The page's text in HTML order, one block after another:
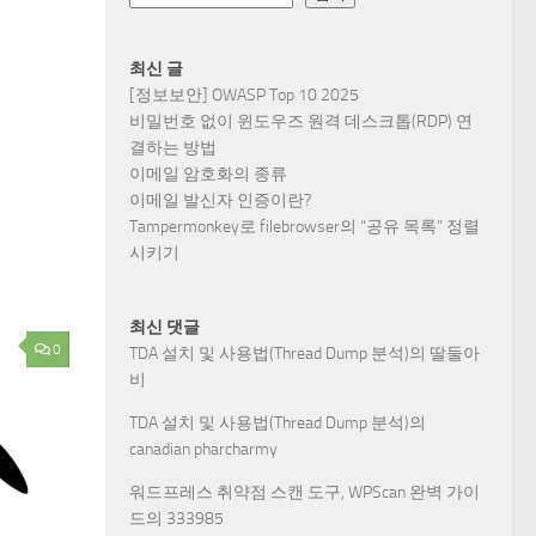
0
최신 글
[정보보안] OWASP Top 10 2025
비밀번호 없이 윈도우즈 원격 데스크톱(RDP) 연
결하는 방법
이메일 암호화의 종류
이메일 발신자 인증이란?
Tampermonkey로 filebrowser의 “공유 목록” 정렬
시키기
최신 댓글
TDA 설치 및 사용법(Thread Dump 분석)의 딸둘아
비
TDA 설치 및 사용법(Thread Dump 분석)의
canadian pharcharmy
워드프레스 취약점 스캔 도구, WPScan 완벽 가이
드의 333985